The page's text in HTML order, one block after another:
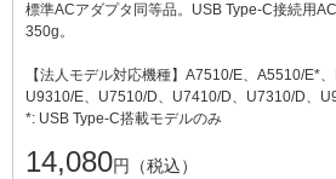
標準ACアダプタ同等品。USB Type-C接続用
350g。
【法人モデル対応機種】A7510/E、A5510/E*
U9310/E、U7510/D、U7410/D、U7310/D、
*: USB Type-C搭載モデルのみ
14,080円（税込）